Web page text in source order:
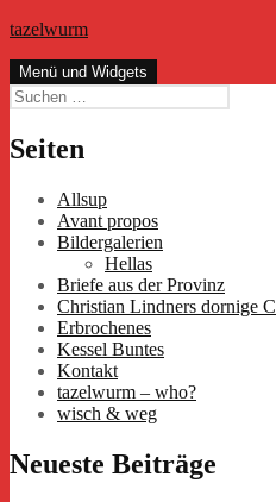
Zum
springen
tazelwurm
Menü und Widgets
Suchen
nach:
Seiten
Allsup
Avant propos
Bildergalerien
Hellas
Briefe aus der Provinz
Christian Lindners dornige
Erbrochenes
Kessel Buntes
Kontakt
tazelwurm – who?
wisch & weg
Neueste Beiträge